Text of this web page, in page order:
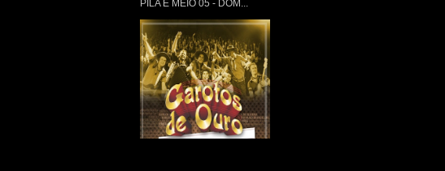
PILA E MEIO 05 - DOM...